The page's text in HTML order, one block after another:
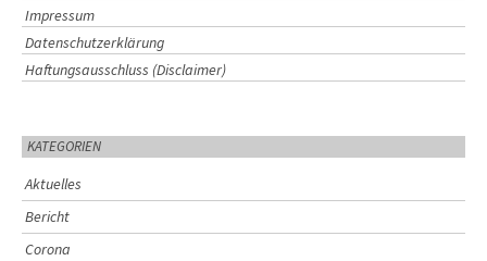
Impressum
Datenschutzerklärung
Haftungsausschluss (Disclaimer)
KATEGORIEN
Aktuelles
Bericht
Corona